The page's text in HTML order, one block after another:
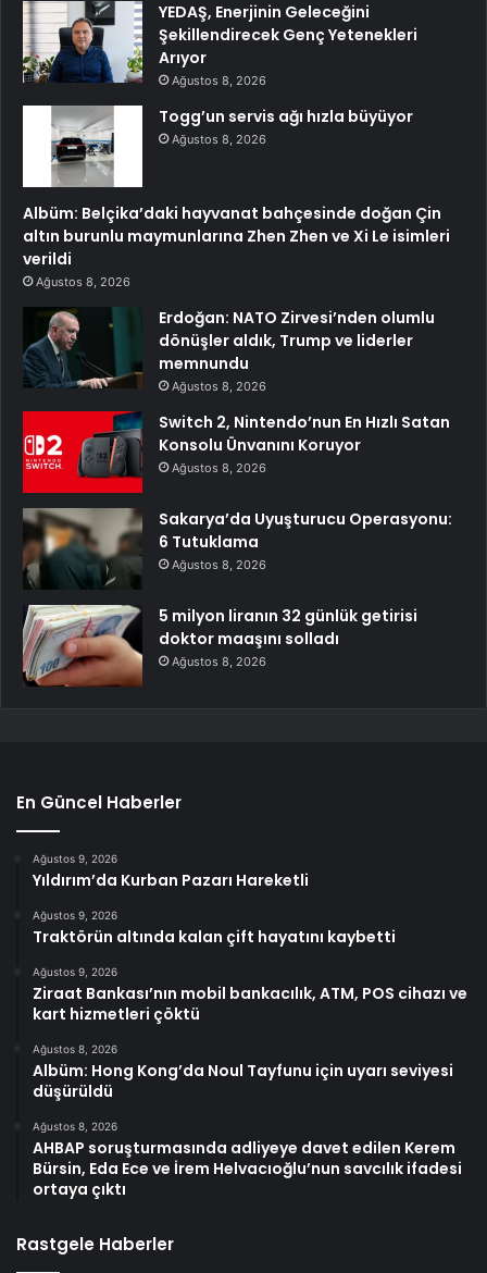
YEDAŞ, Enerjinin Geleceğini
Şekillendirecek Genç Yetenekleri
Arıyor
Ağustos 8, 2026
Togg’un servis ağı hızla büyüyor
Ağustos 8, 2026
Albüm: Belçika’daki hayvanat bahçesinde doğan Çin
altın burunlu maymunlarına Zhen Zhen ve Xi Le isimleri
verildi
Ağustos 8, 2026
Erdoğan: NATO Zirvesi’nden olumlu
dönüşler aldık, Trump ve liderler
memnundu
Ağustos 8, 2026
Switch 2, Nintendo’nun En Hızlı Satan
Konsolu Ünvanını Koruyor
Ağustos 8, 2026
Sakarya’da Uyuşturucu Operasyonu:
6 Tutuklama
Ağustos 8, 2026
5 milyon liranın 32 günlük getirisi
doktor maaşını solladı
Ağustos 8, 2026
En Güncel Haberler
Ağustos 9, 2026
Yıldırım’da Kurban Pazarı Hareketli
Ağustos 9, 2026
Traktörün altında kalan çift hayatını kaybetti
Ağustos 9, 2026
Ziraat Bankası’nın mobil bankacılık, ATM, POS cihazı ve
kart hizmetleri çöktü
Ağustos 8, 2026
Albüm: Hong Kong’da Noul Tayfunu için uyarı seviyesi
düşürüldü
Ağustos 8, 2026
AHBAP soruşturmasında adliyeye davet edilen Kerem
Bürsin, Eda Ece ve İrem Helvacıoğlu’nun savcılık ifadesi
ortaya çıktı
Rastgele Haberler